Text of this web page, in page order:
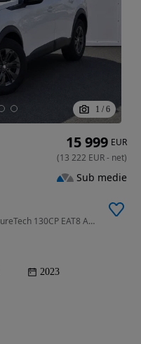
1 / 6
1199 cm3 • 131 CP • Peugeot 2008 1.2 PureTech 130CP EAT8 Active Pack 2023
2023
15 999 EUR
(13 222 EUR- net)
Sub medie